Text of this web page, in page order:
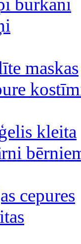
burkāni
maskas
kleita
cepures